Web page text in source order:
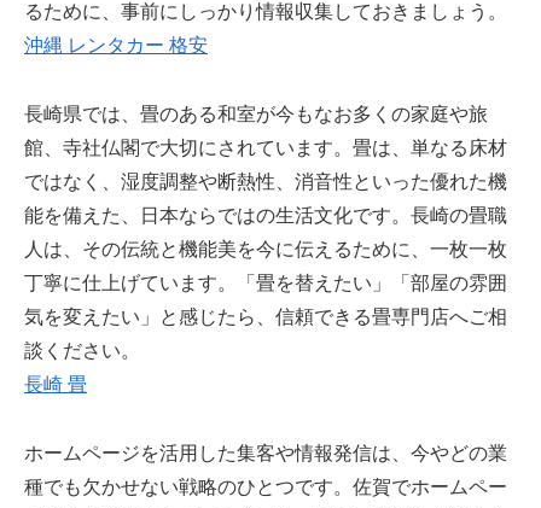
るために、事前にしっかり情報収集しておきましょう。
沖縄 レンタカー 格安
長崎県では、畳のある和室が今もなお多くの家庭や旅
館、寺社仏閣で大切にされています。畳は、単なる床材
ではなく、湿度調整や断熱性、消音性といった優れた機
能を備えた、日本ならではの生活文化です。長崎の畳職
人は、その伝統と機能美を今に伝えるために、一枚一枚
丁寧に仕上げています。「畳を替えたい」「部屋の雰囲
気を変えたい」と感じたら、信頼できる畳専門店へご相
談ください。
長崎 畳
ホームページを活用した集客や情報発信は、今やどの業
種でも欠かせない戦略のひとつです。佐賀でホームペー